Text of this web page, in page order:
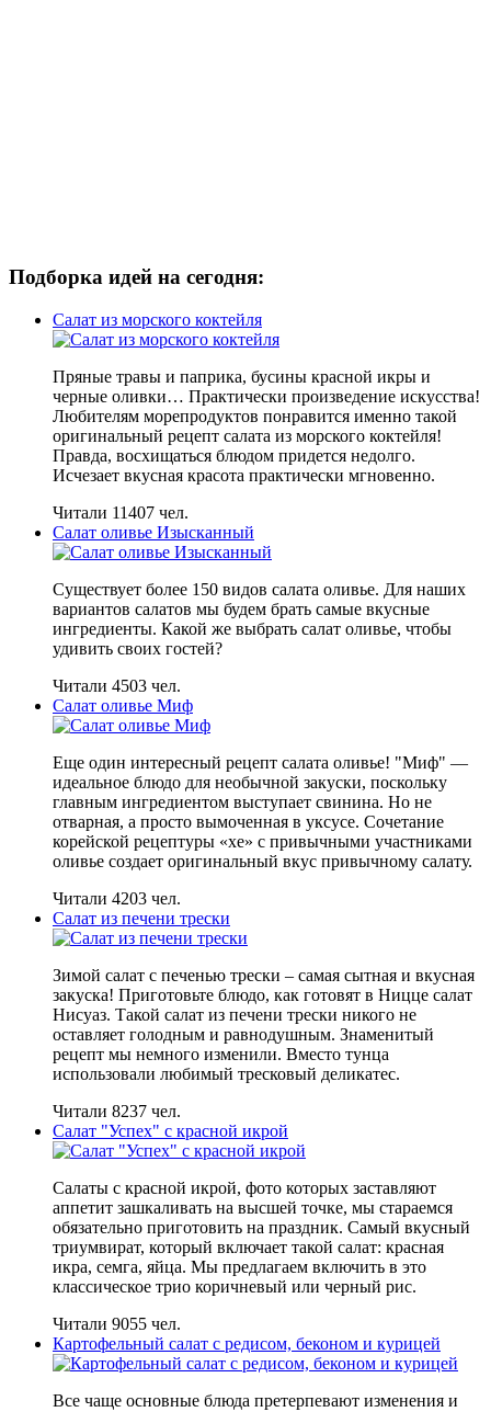
Подборка идей на сегодня:
Салат из морского коктейля
Пряные травы и паприка, бусины красной икры и
черные оливки… Практически произведение искусства!
Любителям морепродуктов понравится именно такой
оригинальный рецепт салата из морского коктейля!
Правда, восхищаться блюдом придется недолго.
Исчезает вкусная красота практически мгновенно.
Читали 11407 чел.
Салат оливье Изысканный
Существует более 150 видов салата оливье. Для наших
вариантов салатов мы будем брать самые вкусные
ингредиенты. Какой же выбрать салат оливье, чтобы
удивить своих гостей?
Читали 4503 чел.
Салат оливье Миф
Еще один интересный рецепт салата оливье! "Миф" —
идеальное блюдо для необычной закуски, поскольку
главным ингредиентом выступает свинина. Но не
отварная, а просто вымоченная в уксусе. Сочетание
корейской рецептуры «хе» с привычными участниками
оливье создает оригинальный вкус привычному салату.
Читали 4203 чел.
Салат из печени трески
Зимой салат с печенью трески – самая сытная и вкусная
закуска! Приготовьте блюдо, как готовят в Ницце салат
Нисуаз. Такой салат из печени трески никого не
оставляет голодным и равнодушным. Знаменитый
рецепт мы немного изменили. Вместо тунца
использовали любимый тресковый деликатес.
Читали 8237 чел.
Салат "Успех" с красной икрой
Салаты с красной икрой, фото которых заставляют
аппетит зашкаливать на высшей точке, мы стараемся
обязательно приготовить на праздник. Самый вкусный
триумвират, который включает такой салат: красная
икра, семга, яйца. Мы предлагаем включить в это
классическое трио коричневый или черный рис.
Читали 9055 чел.
Картофельный салат с редисом, беконом и курицей
Все чаще основные блюда претерпевают изменения и